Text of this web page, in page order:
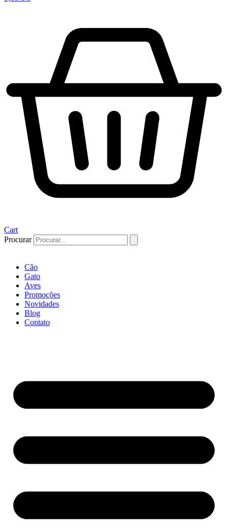
Cart
Procurar
Cão
Gato
Aves
Promoções
Novidades
Blog
Contato